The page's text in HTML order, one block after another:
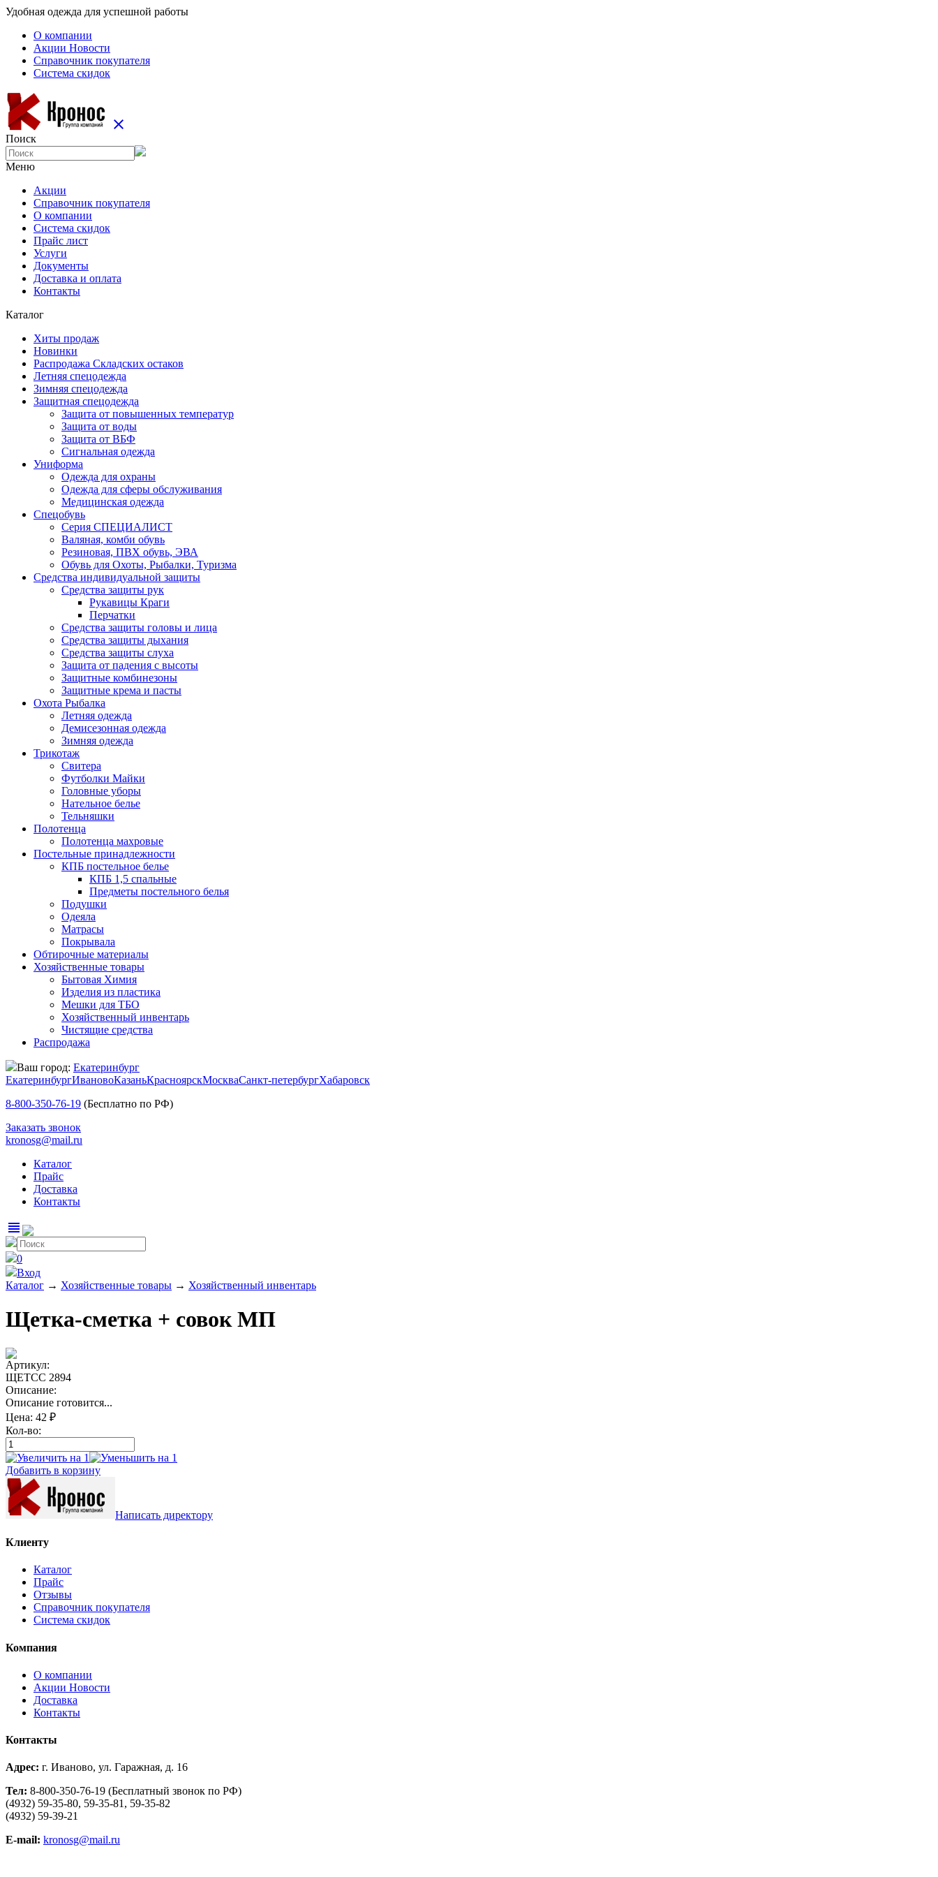
Удобная одежда для успешной работы
О компании
Aкции Новости
Справочник покупателя
Система скидок
close
Поиск
Меню
Aкции
Справочник покупателя
О компании
Система скидок
Прайс лист
Услуги
Документы
Доставка и оплата
Контакты
Каталог
Хиты продаж
Новинки
Распродажа Складских остаков
Летняя спецодежда
Зимняя спецодежда
Защитная спецодежда
Защита от повышенных температур
Защита от воды
Защита от ВБФ
Сигнальная одежда
Униформа
Одежда для охраны
Одежда для сферы обслуживания
Медицинская одежда
Спецобувь
Серия СПЕЦИАЛИСТ
Валяная, комби обувь
Резиновая, ПВХ обувь, ЭВА
Обувь для Охоты, Рыбалки, Туризма
Средства индивидуальной защиты
Средства защиты рук
Рукавицы Краги
Перчатки
Средства защиты головы и лица
Средства защиты дыхания
Средства защиты слуха
Защита от падения с высоты
Защитные комбинезоны
Защитные крема и пасты
Охота Рыбалка
Летняя одежда
Демисезонная одежда
Зимняя одежда
Трикотаж
Свитера
Футболки Майки
Головные уборы
Нательное белье
Тельняшки
Полотенца
Полотенца махровые
Постельные принадлежности
КПБ постельное белье
КПБ 1,5 спальные
Предметы постельного белья
Подушки
Одеяла
Матрасы
Покрывала
Обтирочные материалы
Хозяйственные товары
Бытовая Химия
Изделия из пластика
Мешки для ТБО
Хозяйственный инвентарь
Чистящие средства
Распродажа
Ваш город: Екатеринбург
ЕкатеринбургИвановоКазаньКрасноярскМоскваСанкт-петербургХабаровск
8-800-350-76-19 (Бесплатно по РФ)
Заказать звонок
kronosg@mail.ru
Каталог
Прайс
Доставка
Контакты
view_headline
0
Вход
Каталог → Хозяйственные товары → Хозяйственный инвентарь
Щетка-сметка + совок МП
Артикул:
ЩЕТСС 2894
Описание:
Описание готовится...
Цена: 42 ₽
Кол-во:
Добавить в корзину
Написать директору
Клиенту
Каталог
Прайс
Отзывы
Справочник покупателя
Система скидок
Компания
О компании
Aкции Новости
Доставка
Контакты
Контакты
Адрес: г. Иваново, ул. Гаражная, д. 16
Тел: 8-800-350-76-19 (Бесплатный звонок по РФ)
(4932) 59-35-80, 59-35-81, 59-35-82
(4932) 59-39-21
E-mail: kronosg@mail.ru